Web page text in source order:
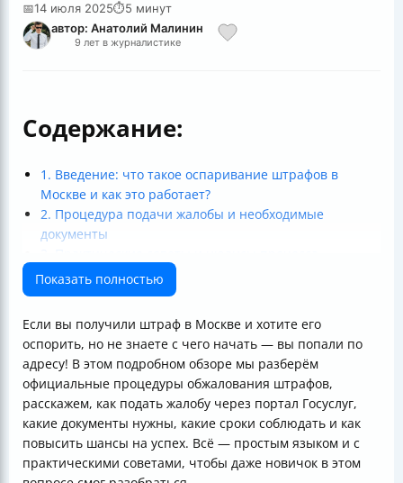
📅14 июля 2025⏱5 минут
автор: Анатолий Малинин
9 лет в журналистике
Содержание:
1. Введение: что такое оспаривание штрафов в
Москве и как это работает?
2. Процедура подачи жалобы и необходимые
документы
4. Что делать после подачи жалобы: возможные
ситуации и реакции
Итог: Как оспорить штраф в Москве без стресса и
проволочек
Показать полностью
Если вы получили штраф в Москве и хотите его
оспорить, но не знаете с чего начать — вы попали по
адресу! В этом подробном обзоре мы разберём
официальные процедуры обжалования штрафов,
расскажем, как подать жалобу через портал Госуслуг,
какие документы нужны, какие сроки соблюдать и как
повысить шансы на успех. Всё — простым языком и с
практическими советами, чтобы даже новичок в этом